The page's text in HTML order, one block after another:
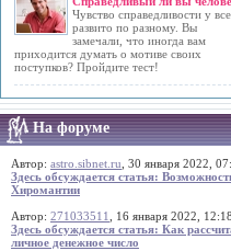
Чувство справедливости у
развито по разному. Вы
замечали, что иногда вам
приходится думать о мотиве своих
поступков? Пройдите тест!
На форуме
Автор: astro.sibnet.ru , 30 января 2022,
Здесь обсуждается статья:
Хиромантии
Автор: 271033511
, 16 января 2022, 12:18
Здесь обсуждается статья: Как
личное денежное число